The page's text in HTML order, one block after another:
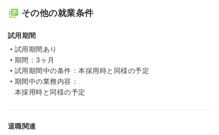
その他の就業条件
試用期間
試用期間あり
期間：3ヶ月
試用期間中の条件：本採用時と同様の予定
期間中の業務内容：
本採用時と同様の予定
退職関連